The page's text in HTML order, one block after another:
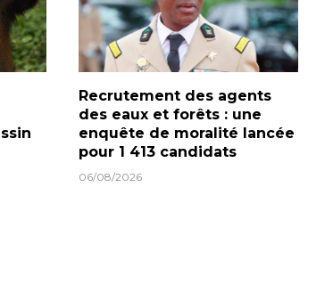
Recrutement des agents
des eaux et forêts : une
enquête de moralité lancée
pour 1 413 candidats
06/08/2026